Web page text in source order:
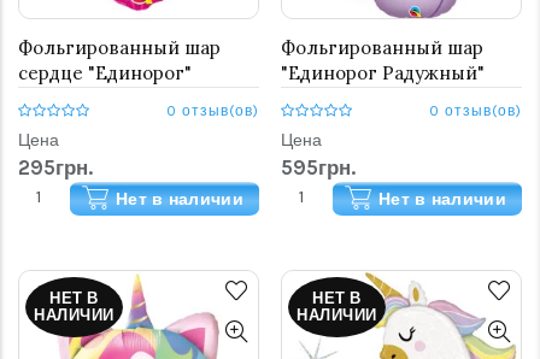
Фольгированный шар
сердце "Единорог"
0 отзыв(ов)
Цена
295грн.
Нет в наличии
Фольгированный шар
"Единорог Радужный"
0 отзыв(ов)
Цена
595грн.
Нет в наличии
НЕТ В
НАЛИЧИИ
НЕТ В
НАЛИЧИИ